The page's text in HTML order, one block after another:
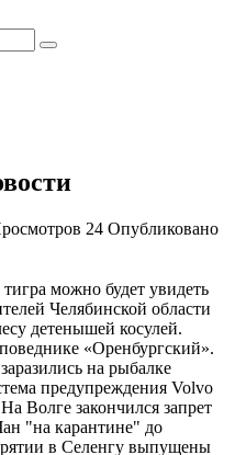
24 Опубликовано
можно будет увидеть
Челябинской области
детенышей косулей.
«Оренбургский».
на рыбалке
предупреждения Volvo
Волге закончился запрет
"на карантине" до
в Селенгу выпущены